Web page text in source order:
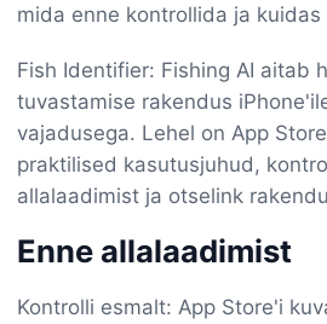
mida enne kontrollida ja
Fish Identifier: Fishing AI aitab
tuvastamise rakendus
vajadusega. Lehel on App
praktilised kasutusjuhud,
allalaadimist ja otselink
Enne allalaadimist
Kontrolli esmalt: App Store'i